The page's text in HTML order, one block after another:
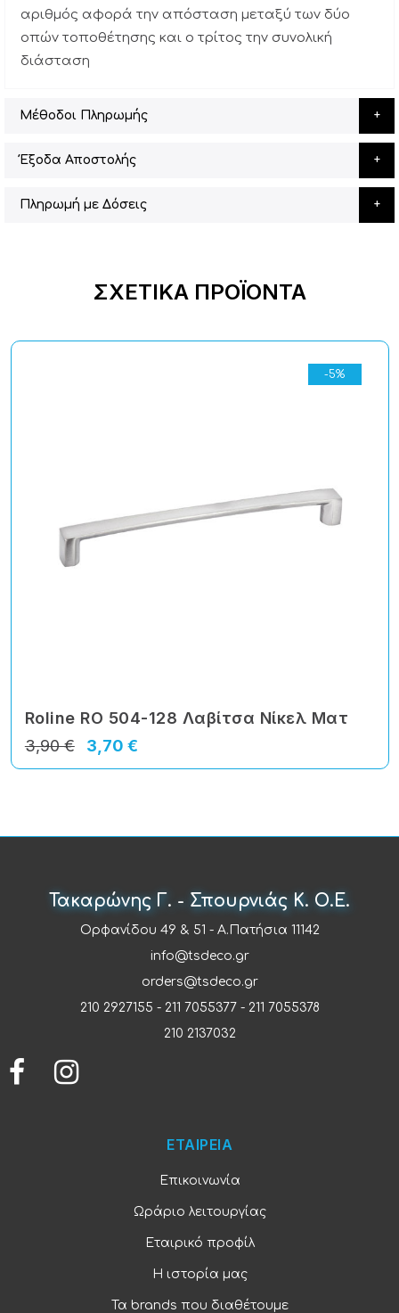
αριθμός αφορά την απόσταση μεταξύ των δύο
οπών τοποθέτησης και ο τρίτος την συνολική
διάσταση
Μέθοδοι Πληρωμής
Έξοδα Αποστολής
Πληρωμή με Δόσεις
ΣΧΕΤΙΚΆ ΠΡΟΪΌΝΤΑ
-5%
Roline RO 504-128 Λαβίτσα Νίκελ Ματ
3,70 €
3,90 €
Τακαρώνης Γ. - Σπουρνιάς Κ. Ο.Ε.
Ορφανίδου 49 & 51 - Α.Πατήσια 11142
info@tsdeco.gr
orders@tsdeco.gr
210 2927155 - 211 7055377- 211 7055378
210 2137032
ΕΤΑΙΡΕΙΑ
Επικοινωνία
Ωράριο λειτουργίας
Εταιρικό προφίλ
Η ιστορία μας
Τα brands που διαθέτουμε